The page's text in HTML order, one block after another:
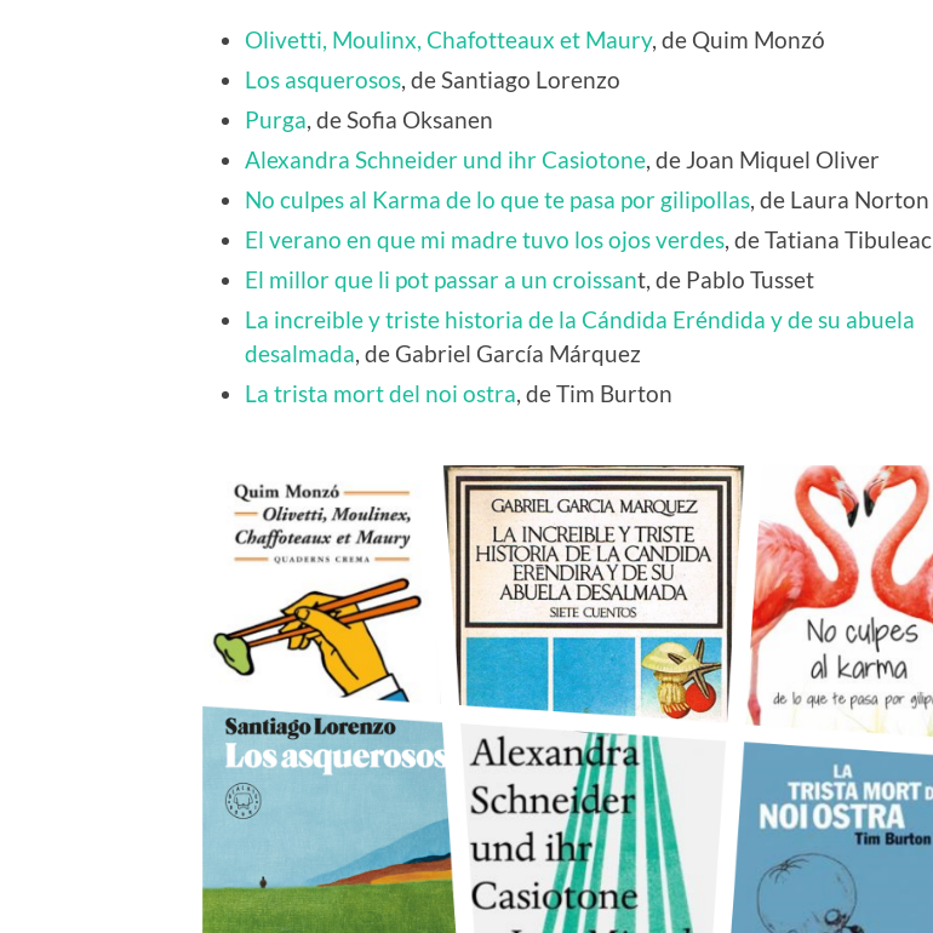
Olivetti, Moulinx, Chafotteaux et Maury, de Quim Monzó
Los asquerosos, de Santiago Lorenzo
Purga, de Sofia Oksanen
Alexandra Schneider und ihr Casiotone, de Joan Miquel Oliver
No culpes al Karma de lo que te pasa por gilipollas, de Laura Norton
El verano en que mi madre tuvo los ojos verdes, de Tatiana Tibuleac
El millor que li pot passar a un croissant, de Pablo Tusset
La increible y triste historia de la Cándida Eréndida y de su abuela
desalmada, de Gabriel García Márquez
La trista mort del noi ostra, de Tim Burton